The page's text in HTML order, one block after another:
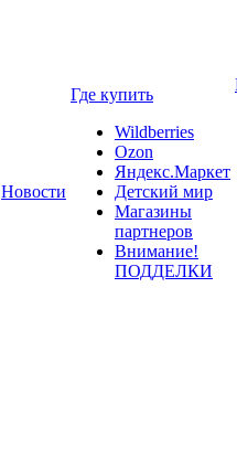
Новости
Где купить
Wildberries
Ozon
Яндекс.Маркет
Детский мир
Магазины
партнеров
Внимание!
ПОДДЕЛКИ